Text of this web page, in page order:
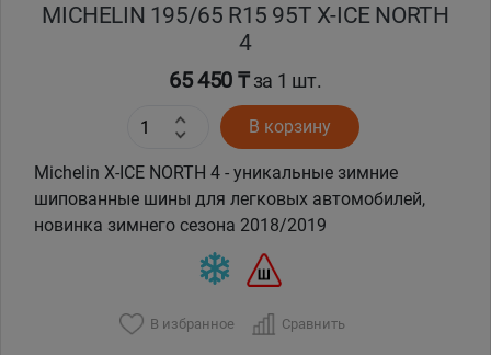
MICHELIN 195/65 R15 95T X-ICE NORTH
4
65 450 ₸за 1 шт.
В корзину
Michelin X-ICE NORTH 4 - уникальные зимние
шипованные шины для легковых автомобилей,
новинка зимнего сезона 2018/2019
В избранное Сравнить